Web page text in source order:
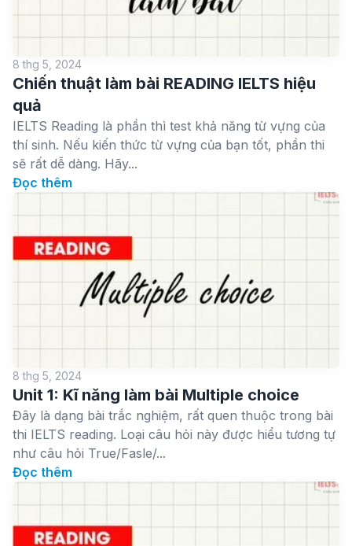
8 thg 5, 2024
Chiến thuật làm bài READING IELTS hiệu
quả
IELTS Reading là phần thì test khả năng từ vựng của
thí sinh. Nếu kiến thức từ vựng của bạn tốt, phần thi
sẽ rất dễ dàng. Hãy...
Đọc thêm
8 thg 5, 2024
Unit 1: Kĩ năng làm bài Multiple choice
Đây là dạng bài trắc nghiệm, rất quen thuộc trong bài
thi IELTS reading. Loại câu hỏi này được hiểu tương tự
như câu hỏi True/Fasle/...
Đọc thêm